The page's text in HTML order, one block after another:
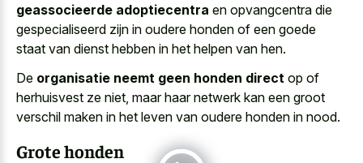
geassocieerde adoptiecentra en opvangcentra die
gespecialiseerd zijn in oudere honden of een goede
staat van dienst hebben in het helpen van hen.
De organisatie neemt geen honden direct op of
herhuisvest ze niet, maar haar netwerk kan een groot
verschil maken in het leven van oudere honden in nood.
Grote honden